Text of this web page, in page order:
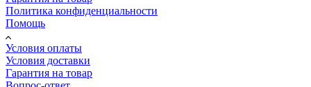
Политика конфиденциальности
Помощь
Условия оплаты
Условия доставки
Гарантия на товар